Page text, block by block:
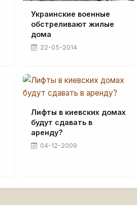
Украинские военные
обстреливают жилые
дома
22-05-2014
Лифты в киевских домах
будут сдавать в
аренду?
04-12-2009